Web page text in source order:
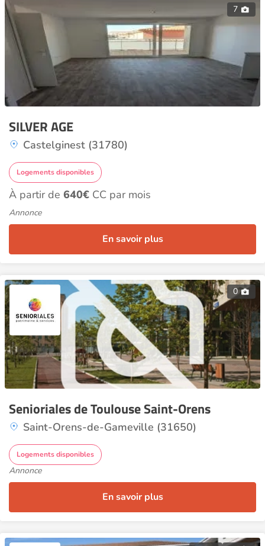
7
SILVER AGE
Castelginest (31780)
Logements disponibles
À partir de 640€ CC par mois
Annonce
En savoir plus
0
Senioriales de Toulouse Saint-Orens
Saint-Orens-de-Gameville (31650)
Logements disponibles
Annonce
En savoir plus